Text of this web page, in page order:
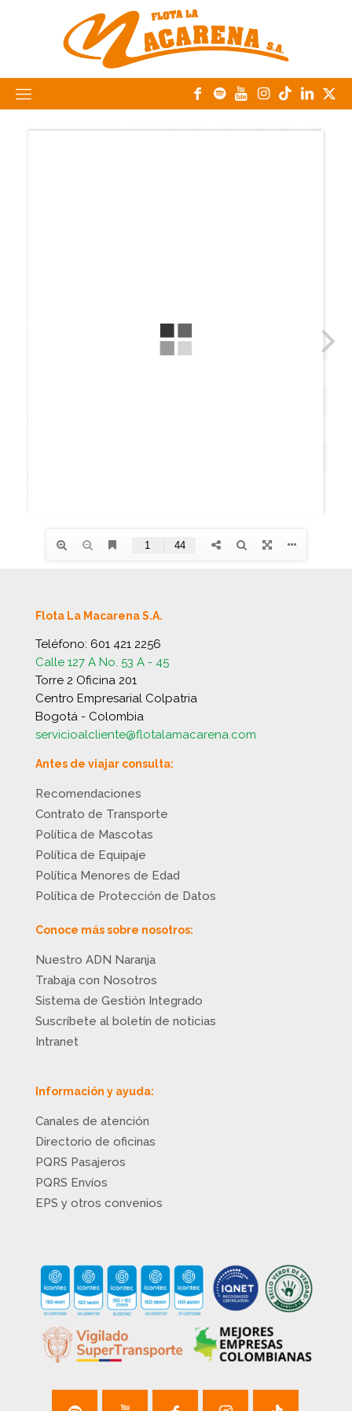
Flota La Macarena S.A.
Teléfono: 601 421 2256
Calle 127 A No. 53 A - 45
Torre 2 Oficina 201
Centro Empresarial Colpatria
Bogotá - Colombia
servicioalcliente@flotalamacarena.com
Antes de viajar consulta:
Recomendaciones
Contrato de Transporte
Política de Mascotas
Política de Equipaje
Política Menores de Edad
Política de Protección de Datos
Conoce más sobre nosotros:
Nuestro ADN Naranja
Trabaja con Nosotros
Sistema de Gestión Integrado
Suscríbete al boletín de noticias
Intranet
Información y ayuda:
Canales de atención
Directorio de oficinas
PQRS Pasajeros
PQRS Envíos
EPS y otros convenios